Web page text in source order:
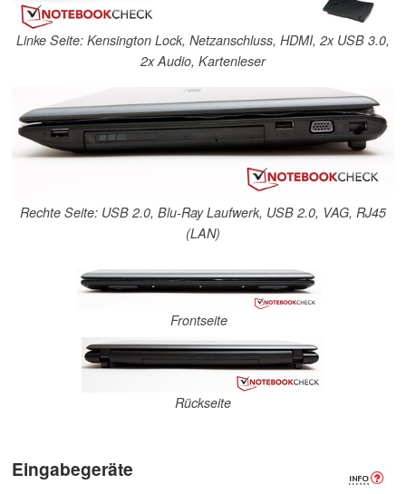
Linke Seite: Kensington Lock, Netzanschluss, HDMI, 2x USB 3.0,
2x Audio, Kartenleser
Rechte Seite: USB 2.0, Blu-Ray Laufwerk, USB 2.0, VAG, RJ45
(LAN)
Frontseite
Rückseite
Eingabegeräte